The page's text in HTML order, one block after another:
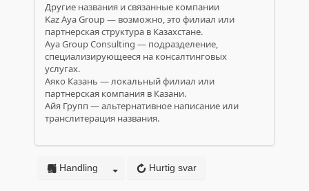
Другие названия и связанные компании
Kaz Aya Group — возможно, это филиал или
партнерская структура в Казахстане.
Aya Group Consulting — подразделение,
специализирующееся на консалтинговых
услугах.
Аяко Казань — локальный филиал или
партнерская компания в Казани.
Айя Групп — альтернативное написание или
транслитерация названия.
Hurtig svar
Handling